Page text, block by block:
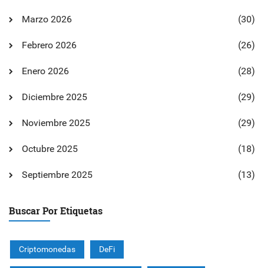
Marzo 2026 (30)
Febrero 2026 (26)
Enero 2026 (28)
Diciembre 2025 (29)
Noviembre 2025 (29)
Octubre 2025 (18)
Septiembre 2025 (13)
Buscar Por Etiquetas
Criptomonedas DeFi